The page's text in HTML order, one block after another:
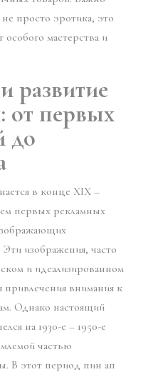
просто эротика, это
особого мастерства и
развитие
от первых
до
в конце XIX –
первых рекламных
изображения, часто
и идеализированном
привлечения внимания к
Однако настоящий
на 1930-е – 1950-е
частью
В этот период пин ап